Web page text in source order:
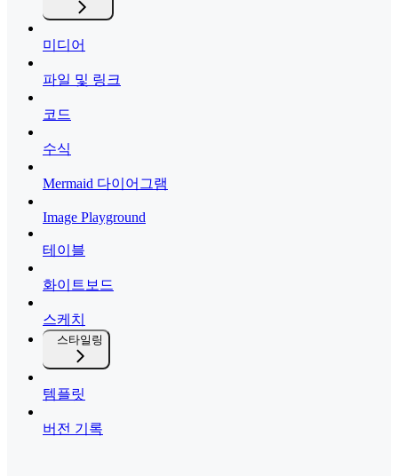
미디어
파일 및 링크
코드
수식
Mermaid 다이어그램
Image Playground
테이블
화이트보드
스케치
스타일링
템플릿
버전 기록